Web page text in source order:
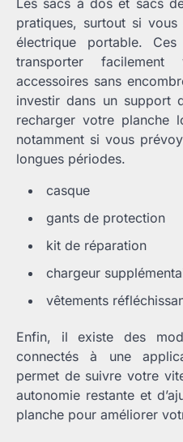
pratiques, surtout si
électrique portable.
transporter
accessoires sans
investir dans un support
recharger votre planche
notamment si vous
longues périodes.
casque
gants de protection
kit de réparation
chargeur
vêtements
Enfin, il existe des
connectés à une
permet de suivre votre
autonomie restante et
planche pour améliorer